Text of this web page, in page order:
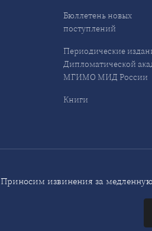
Бюллетень новых
поступлений
Периодические
Дипломатической
МГИМО МИД России
Книги
Приносим извинения за